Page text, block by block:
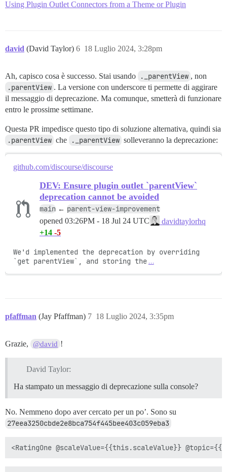
Using Plugin Outlet Connectors from a Theme or Plugin
david (David Taylor) 18 Luglio 2024, 3:28pm
6
Ah, capisco cosa è successo. Stai usando ._parentView , non
.parentView . La versione con underscore ti permette di aggirare
il messaggio di deprecazione. Ma comunque, smetterà di funzionare
entro le prossime settimane.
Questa PR impedisce questo tipo di soluzione alternativa, quindi sia
.parentView che ._parentView solleveranno la deprecazione:
github.com/discourse/discourse
DEV: Ensure plugin outlet `parentView`
deprecation cannot be avoided
main ← parent-view-improvement
opened 03:26PM - 18 Jul 24 UTC
davidtaylorhq
+14 -5
We'd implemented the deprecation by overriding
`get parentView`, and storing the …
pfaffman (Jay Pfaffman) 18 Luglio 2024, 3:35pm
7
Grazie, @david !
David Taylor:
Ha stampato un messaggio di deprecazione sulla console?
No. Nemmeno dopo aver cercato per un po’. Sono su
27eea3250cbde2e8bca754f445bee403c059eba3